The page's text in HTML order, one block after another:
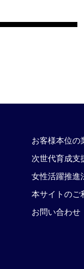
お客様本位の
次世代育成支
女性活躍推進
本サイトのご
お問い合わせ